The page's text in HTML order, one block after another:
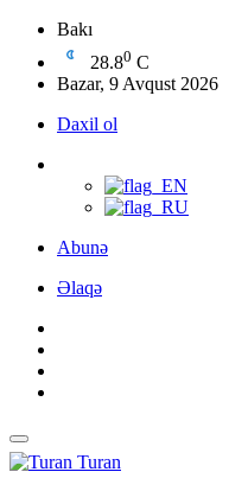
Bakı
28.80 C
Bazar, 9 Avqust 2026
Daxil ol
Abunə
Əlaqə
Turan